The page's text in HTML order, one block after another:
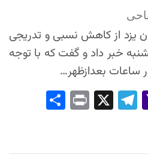
یزد از کاهش نسبی و تدریجی
خبر داد و گفت که با توجه
ساعات بعدازظهر…
Yah
l
Tel
Pri